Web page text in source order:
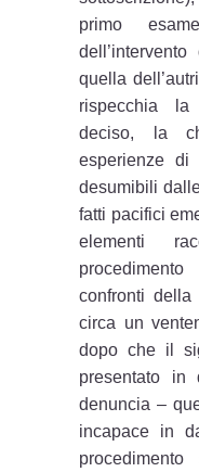
primo
quella
rispecchia la
deciso, la
esperienze
desumibili
fatti pacifici
elementi
confronti
circa un
dopo che il
presentato
denuncia –
incapace in